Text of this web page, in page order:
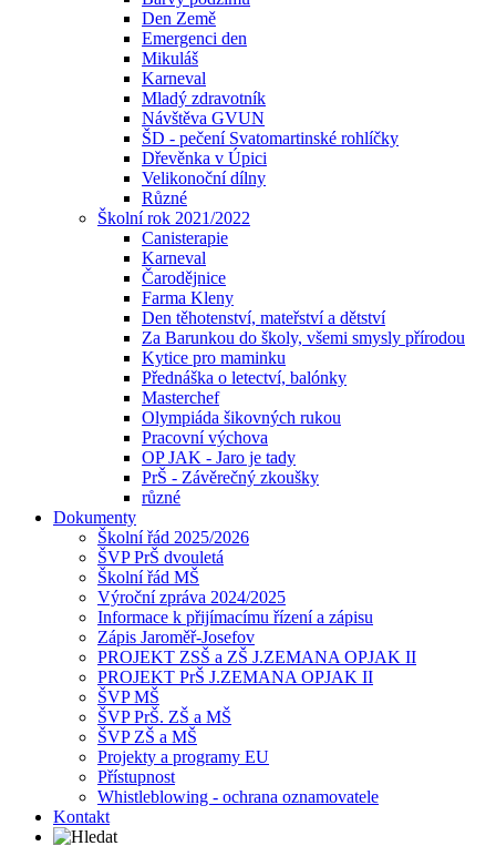
Den Země
Emergenci den
Mikuláš
Karneval
Mladý zdravotník
Návštěva GVUN
ŠD - pečení Svatomartinské rohlíčky
Dřevěnka v Úpici
Velikonoční dílny
Různé
Školní rok 2021/2022
Canisterapie
Karneval
Čarodějnice
Farma Kleny
Den těhotenství, mateřství a dětství
Za Barunkou do školy, všemi smysly přírodou
Kytice pro maminku
Přednáška o letectví, balónky
Masterchef
Olympiáda šikovných rukou
Pracovní výchova
OP JAK - Jaro je tady
PrŠ - Závěrečný zkoušky
různé
Dokumenty
Školní řád 2025/2026
ŠVP PrŠ dvouletá
Školní řád MŠ
Výroční zpráva 2024/2025
Informace k přijímacímu řízení a zápisu
Zápis Jaroměř-Josefov
PROJEKT ZSŠ a ZŠ J.ZEMANA OPJAK II
PROJEKT PrŠ J.ZEMANA OPJAK II
ŠVP MŠ
ŠVP PrŠ. ZŠ a MŠ
ŠVP ZŠ a MŠ
Projekty a programy EU
Přístupnost
Whistleblowing - ochrana oznamovatele
Kontakt